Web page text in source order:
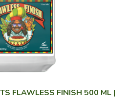
FLAWLESS FINISH 500 ML |